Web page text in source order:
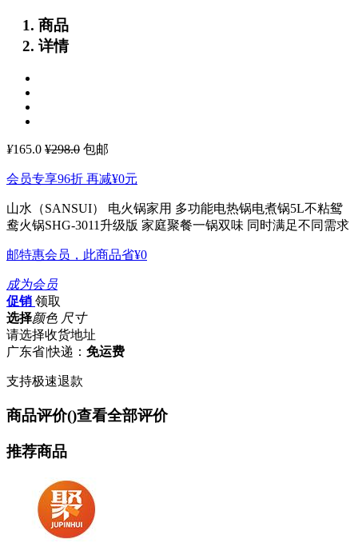
商品
详情
¥165.0 ¥298.0 包邮
会员专享96折 再减¥0元
山水（SANSUI） 电火锅家用 多功能电热锅电煮锅5L不粘鸳
鸯火锅SHG-3011升级版 家庭聚餐一锅双味 同时满足不同需求
邮特惠会员，此商品省¥0
成为会员
促销 领取
选择颜色 尺寸
请选择收货地址
广东省|快递： 免运费
支持极速退款
商品评价()查看全部评价
推荐商品